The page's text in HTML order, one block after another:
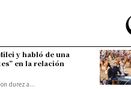
y habló de una
en la relación
dureza...